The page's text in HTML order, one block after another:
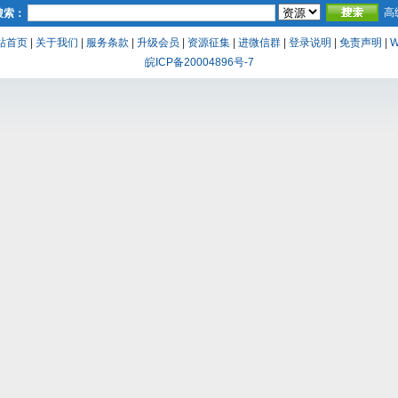
： 高
首页| 关于我们 服务条款 升级会员 资源征集| 进微信群| 登录说明 免责声明
皖ICP备20004896号-7